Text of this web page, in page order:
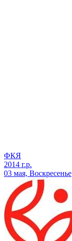
ФКЯ
2014 г.р.
03 мая, Воскресенье